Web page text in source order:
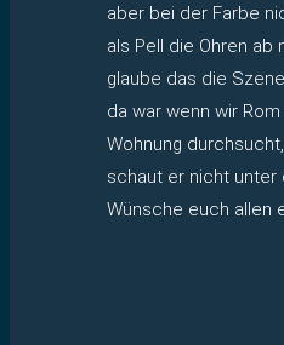
aber bei der Farbe
als Pell die Ohren ab
glaube das die
da war wenn wir
Wohnung
schaut er nicht unter
Wünsche euch allen